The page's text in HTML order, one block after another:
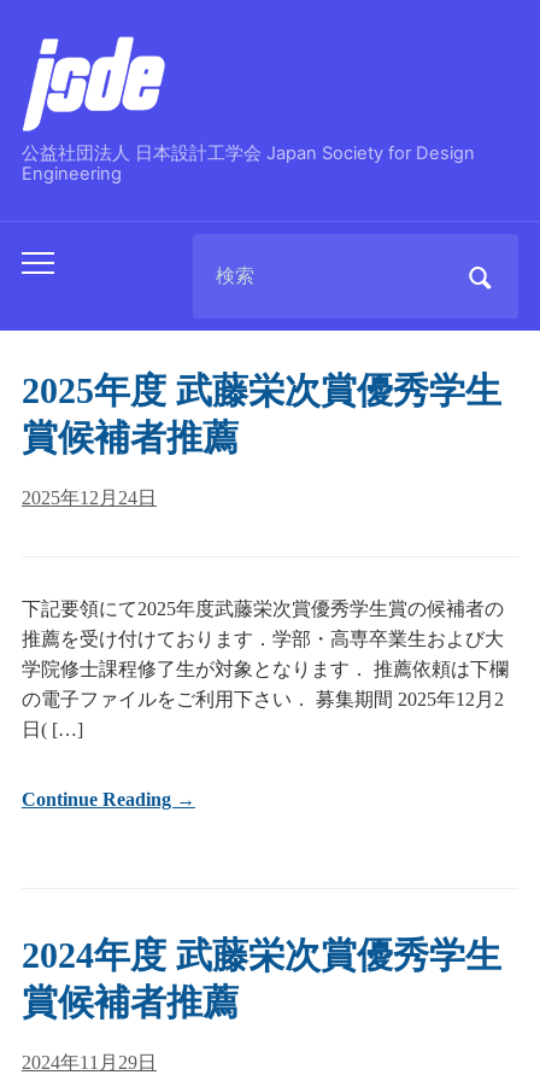
公益社団法人 日本設計工学会 Japan Society for Design
Engineering
Toggle
menu
for:
2025年度 武藤栄次賞優秀学生
賞候補者推薦
2025年12月24日
下記要領にて2025年度武藤栄次賞優秀学生賞の候補者の
推薦を受け付けております．学部・高専卒業生および大
学院修士課程修了生が対象となります． 推薦依頼は下欄
の電子ファイルをご利用下さい． 募集期間 2025年12月2
日( […]
Continue Reading →
2024年度 武藤栄次賞優秀学生
賞候補者推薦
2024年11月29日